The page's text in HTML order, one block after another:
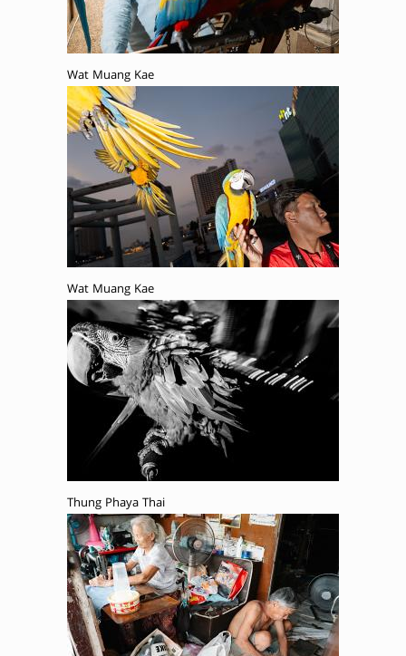
Wat Muang Kae
Wat Muang Kae
Thung Phaya Thai